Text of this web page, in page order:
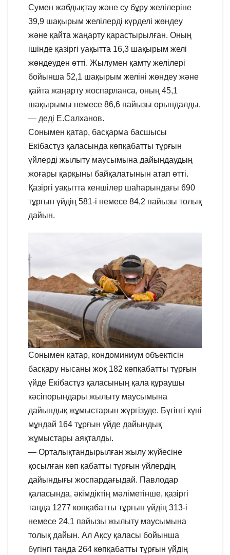
Сумен жабдықтау және су бұру желілеріне
39,9 шақырым желілерді күрделі жөндеу
және қайта жаңарту қарастырылған. Оның
ішінде қазіргі уақытта 16,3 шақырым желі
жөндеуден өтті. Жылумен қамту желілері
бойынша 52,1 шақырым желіні жөндеу және
қайта жаңарту жоспарланса, оның 45,1
шақырымы немесе 86,6 пайызы орындалды,
— деді Е.Салханов.
Сонымен қатар, басқарма басшысы
Екібастұз қаласында көпқабатты тұрғын
үйлерді жылыту маусымына дайындаудың
жоғары қарқыны байқалатынын атап өтті.
Қазіргі уақытта кеншілер шаһарындағы 690
тұрғын үйдің 581-і немесе 84,2 пайызы толық
дайын.
Сонымен қатар, кондоминиум объектісін
басқару нысаны жоқ 182 көпқабатты тұрғын
үйде Екібастұз қаласының қала құраушы
кәсіпорындары жылыту маусымына
дайындық жұмыстарын жүргізуде. Бүгінгі күні
мұндай 164 тұрғын үйде дайындық
жұмыстары аяқталды.
— Орталықтандырылған жылу жүйесіне
қосылған көп қабатты тұрғын үйлердің
дайындығы жоспардағыдай. Павлодар
қаласында, әкімдіктің мәліметінше, қазіргі
таңда 1277 көпқабатты тұрғын үйдің 313-і
немесе 24,1 пайызы жылыту маусымына
толық дайын. Ал Ақсу қаласы бойынша
бүгінгі таңда 264 көпқабатты тұрғын үйдің